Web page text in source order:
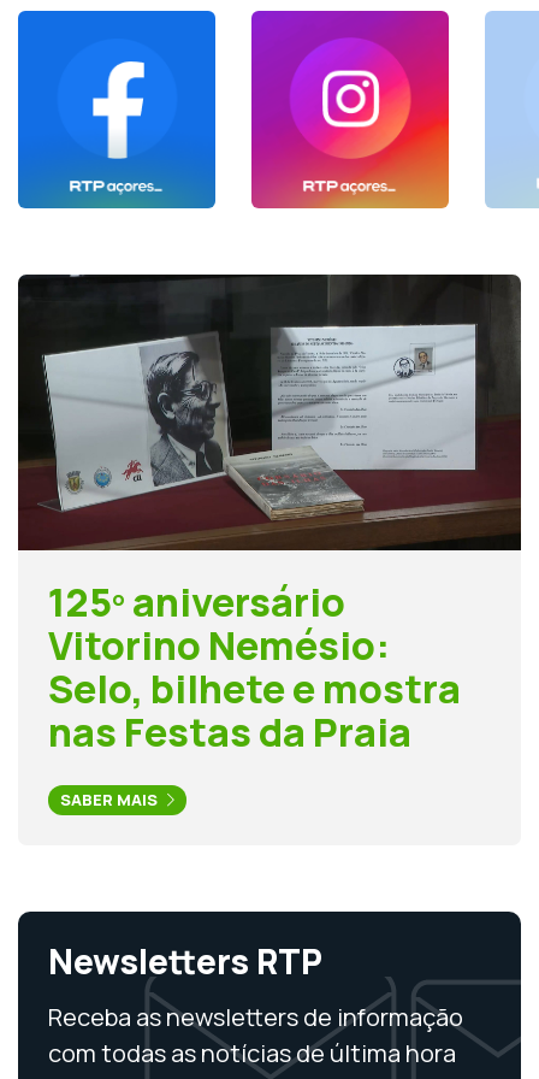
125º aniversário
Vitorino Nemésio:
Selo, bilhete e mostra
nas Festas da Praia
SABER MAIS
Newsletters RTP
Receba as newsletters de informação
com todas as notícias de última hora